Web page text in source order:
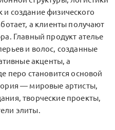
создание физического
а клиенты получают
Главный продукт ателье
и волос, созданные
акценты, а
перо становится основой
— мировые артисты,
творческие проекты,
элиты.